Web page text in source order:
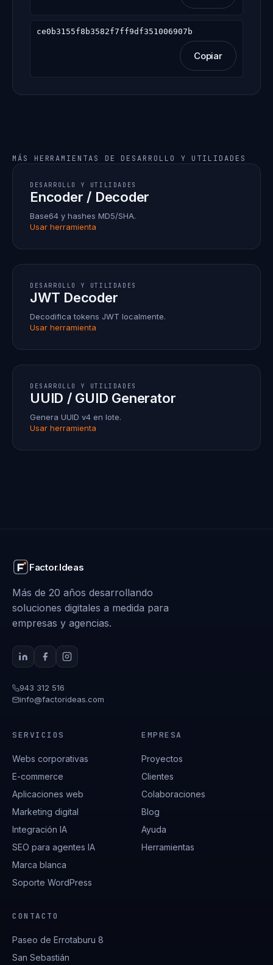
ce0b3155f8b3582f7ff9df351006907b
Copiar
MÁS HERRAMIENTAS DE DESARROLLO Y UTILIDADES
DESARROLLO Y UTILIDADES
Encoder / Decoder
Base64 y hashes MD5/SHA.
Usar herramienta
DESARROLLO Y UTILIDADES
JWT Decoder
Decodifica tokens JWT localmente.
Usar herramienta
DESARROLLO Y UTILIDADES
UUID / GUID Generator
Genera UUID v4 en lote.
Usar herramienta
Factor.Ideas
Más de 20 años desarrollando
soluciones digitales a medida para
empresas y agencias.
943 312 516
info@factorideas.com
SERVICIOS
Webs corporativas
E-commerce
Aplicaciones web
Marketing digital
Integración IA
SEO para agentes IA
Marca blanca
Soporte WordPress
EMPRESA
Proyectos
Clientes
Colaboraciones
Blog
Ayuda
Herramientas
CONTACTO
Paseo de Errotaburu 8
San Sebastián